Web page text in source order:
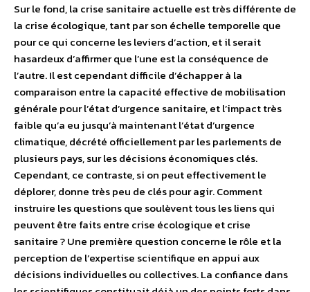
Sur le fond, la crise sanitaire actuelle est très différente de
la crise écologique, tant par son échelle temporelle que
pour ce qui concerne les leviers d’action, et il serait
hasardeux d’affirmer que l’une est la conséquence de
l’autre. Il est cependant difficile d’échapper à la
comparaison entre la capacité effective de mobilisation
générale pour l’état d’urgence sanitaire, et l’impact très
faible qu’a eu jusqu’à maintenant l’état d’urgence
climatique, décrété officiellement par les parlements de
plusieurs pays, sur les décisions économiques clés.
Cependant, ce contraste, si on peut effectivement le
déplorer, donne très peu de clés pour agir. Comment
instruire les questions que soulèvent tous les liens qui
peuvent être faits entre crise écologique et crise
sanitaire ? Une première question concerne le rôle et la
perception de l’expertise scientifique en appui aux
décisions individuelles ou collectives. La confiance dans